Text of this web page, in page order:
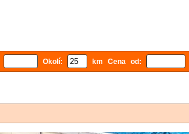
Okolí: km Cena od: